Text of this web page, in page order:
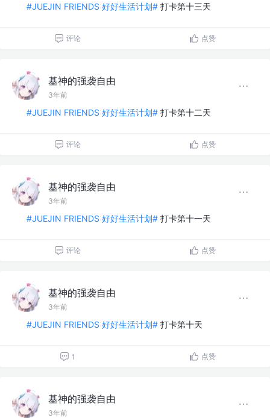
#JUEJIN FRIENDS 好好生活计划# 打卡第十三天
评论 点赞
基神的强袭自由
3年前
#JUEJIN FRIENDS 好好生活计划# 打卡第十二天
评论 点赞
基神的强袭自由
3年前
#JUEJIN FRIENDS 好好生活计划# 打卡第十一天
评论 点赞
基神的强袭自由
3年前
#JUEJIN FRIENDS 好好生活计划# 打卡第十天
1 点赞
基神的强袭自由
3年前